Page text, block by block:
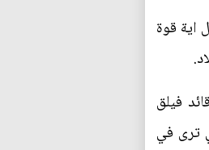
اية قوة
فيلق
ترى في